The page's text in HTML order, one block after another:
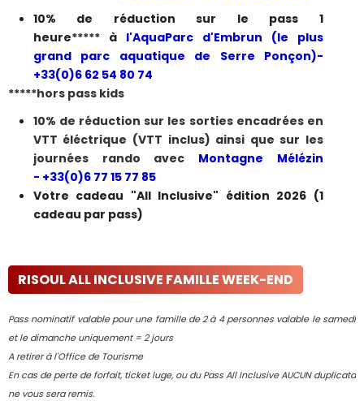
10% de réduction sur le pass 1
heure*****à l'AquaParc d'Embrun (le plus
grand parc aquatique de Serre Ponçon)-
+33(0)6 62 54 80 74
*****hors pass kids
10% de réduction sur les sorties encadrées en
VTT éléctrique (VTT inclus) ainsi que sur les
journées rando avec Montagne Mélézin
- +33(0)6 77 15 77 85
Votre cadeau "All Inclusive" édition 2026 (1
cadeau par pass)
RISOUL ALL INCLUSIVE FAMILLE WEEK-END
Pass nominatif valable pour une famille de 2 à 4 personnes valable le samedi
et le dimanche uniquement = 2 jours
A retirer à l'Office de Tourisme
En cas de perte de forfait, ticket luge, ou du Pass All Inclusive AUCUN duplicata
ne vous sera remis.